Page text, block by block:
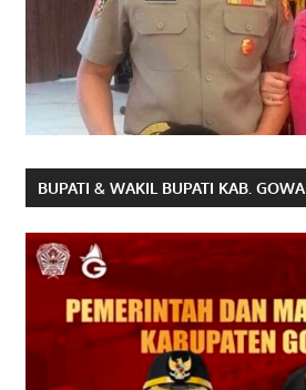
BUPATI & WAKIL BUPATI KAB. GOWA